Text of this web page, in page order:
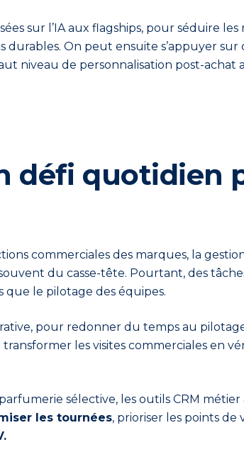
sur l’IA aux flagships, pour séduire
durables. On peut ensuite s’appuyer
niveau de personnalisation post-achat
défi quotidien
commerciales des marques, la
du casse-tête. Pourtant, des
que le pilotage des équipes.
pour redonner du temps au
les visites commerciales en
sélective, les outils CRM
les tournées, prioriser les points de